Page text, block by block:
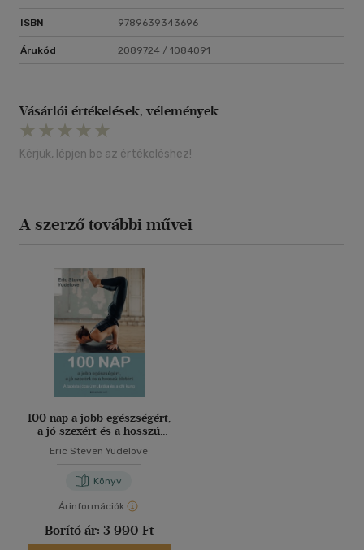
ISBN 9789639343696
Árukód 2089724 / 1084091
Vásárlói értékelések, vélemények
Kérjük, lépjen be az értékeléshez!
A szerző további művei
100 nap a jobb egészségért,
a jó szexért és a hosszú
Eric Steven Yudelove
Könyv
Árinformációk
Borító ár: 3 990 Ft